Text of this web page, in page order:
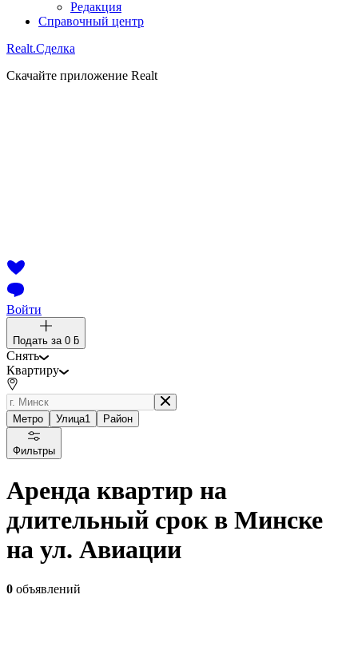
Редакция
Справочный центр
Realt.Сделка
Скачайте приложение Realt
Войти
Подать за 0 ƃ
Снять
Квартиру
Метро Улица1 Район
Фильтры
Аренда квартир на
длительный срок в Минске
на ул. Авиации
0 объявлений